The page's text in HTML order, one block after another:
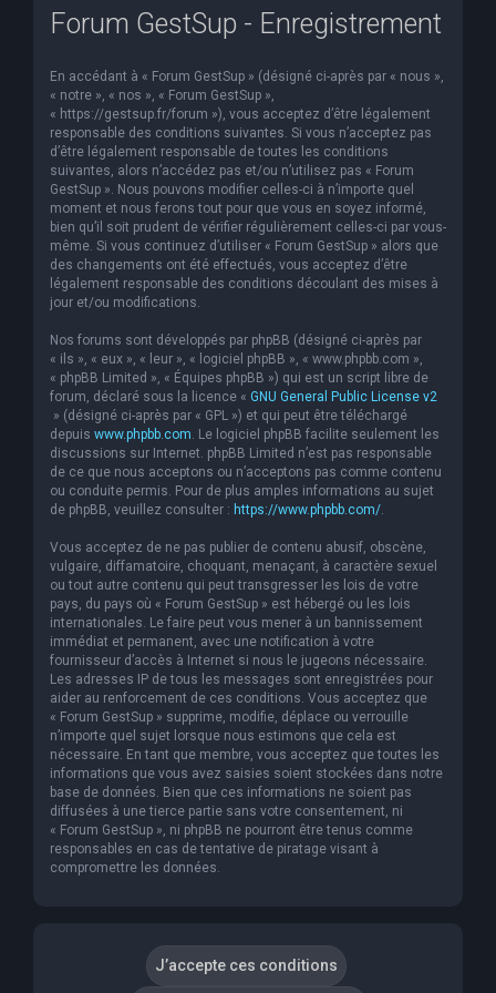
Forum GestSup - Enregistrement
En accédant à « Forum GestSup » (désigné ci-après par « nous »,
« notre », « nos », « Forum GestSup »,
« https://gestsup.fr/forum »), vous acceptez d’être légalement
responsable des conditions suivantes. Si vous n’acceptez pas
d’être légalement responsable de toutes les conditions
suivantes, alors n’accédez pas et/ou n’utilisez pas « Forum
GestSup ». Nous pouvons modifier celles-ci à n’importe quel
moment et nous ferons tout pour que vous en soyez informé,
bien qu’il soit prudent de vérifier régulièrement celles-ci par vous-
même. Si vous continuez d’utiliser « Forum GestSup » alors que
des changements ont été effectués, vous acceptez d’être
légalement responsable des conditions découlant des mises à
jour et/ou modifications.
Nos forums sont développés par phpBB (désigné ci-après par
« ils », « eux », « leur », « logiciel phpBB », « www.phpbb.com »,
« phpBB Limited », « Équipes phpBB ») qui est un script libre de
forum, déclaré sous la licence « GNU General Public License v2
» (désigné ci-après par « GPL ») et qui peut être téléchargé
depuis www.phpbb.com . Le logiciel phpBB facilite seulement les
discussions sur Internet. phpBB Limited n’est pas responsable
de ce que nous acceptons ou n’acceptons pas comme contenu
ou conduite permis. Pour de plus amples informations au sujet
de phpBB, veuillez consulter : https://www.phpbb.com/
Vous acceptez de ne pas publier de contenu abusif, obscène,
vulgaire, diffamatoire, choquant, menaçant, à caractère sexuel
ou tout autre contenu qui peut transgresser les lois de votre
pays, du pays où « Forum GestSup » est hébergé ou les lois
internationales. Le faire peut vous mener à un bannissement
immédiat et permanent, avec une notification à votre
fournisseur d’accès à Internet si nous le jugeons nécessaire.
Les adresses IP de tous les messages sont enregistrées pour
aider au renforcement de ces conditions. Vous acceptez que
« Forum GestSup » supprime, modifie, déplace ou verrouille
n’importe quel sujet lorsque nous estimons que cela est
nécessaire. En tant que membre, vous acceptez que toutes les
informations que vous avez saisies soient stockées dans notre
base de données. Bien que ces informations ne soient pas
diffusées à une tierce partie sans votre consentement, ni
« Forum GestSup », ni phpBB ne pourront être tenus comme
responsables en cas de tentative de piratage visant à
compromettre les données.